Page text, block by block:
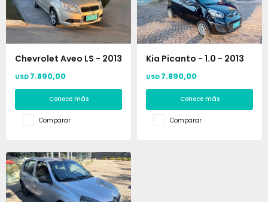
Chevrolet Aveo LS - 2013
USD 7.890,00
Conoce más
Comparar
Kia Picanto - 1.0 - 2013
USD 7.890,00
Conoce más
Comparar